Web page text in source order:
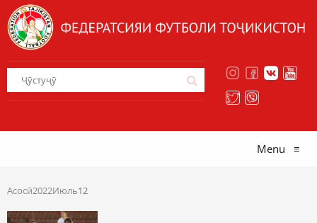
Menu ≡
Асосӣ2022Июль12